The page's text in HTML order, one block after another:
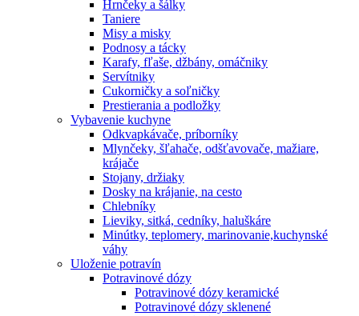
Hrnčeky a šálky
Taniere
Misy a misky
Podnosy a tácky
Karafy, fľaše, džbány, omáčniky
Servítniky
Cukorničky a soľničky
Prestierania a podložky
Vybavenie kuchyne
Odkvapkávače, príborníky
Mlynčeky, šľahače, odšťavovače, mažiare,
krájače
Stojany, držiaky
Dosky na krájanie, na cesto
Chlebníky
Lieviky, sitká, cedníky, haluškáre
Minútky, teplomery, marinovanie,kuchynské
váhy
Uloženie potravín
Potravinové dózy
Potravinové dózy keramické
Potravinové dózy sklenené